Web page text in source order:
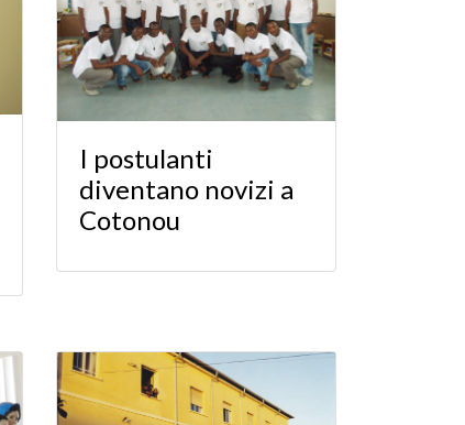
I postulanti
diventano novizi a
Cotonou